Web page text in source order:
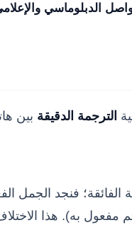
الدبلوماسي
الترجمة الدقيقة
الفائقة؛ فنجد
مفعول به). هذا